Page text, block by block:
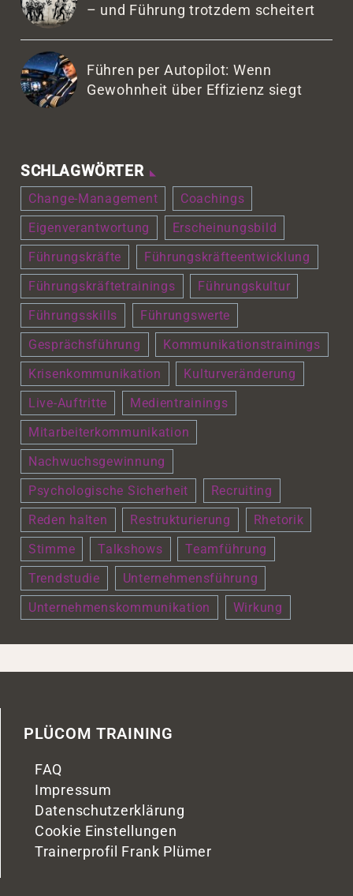
– und Führung trotzdem scheitert
Führen per Autopilot: Wenn
Gewohnheit über Effizienz siegt
SCHLAGWÖRTER
Change-Management
Coachings
Eigenverantwortung
Erscheinungsbild
Führungskräfte
Führungskräfteentwicklung
Führungskräftetrainings
Führungskultur
Führungsskills
Führungswerte
Gesprächsführung
Kommunikationstrainings
Krisenkommunikation
Kulturveränderung
Live-Auftritte
Medientrainings
Mitarbeiterkommunikation
Nachwuchsgewinnung
Psychologische Sicherheit
Recruiting
Reden halten
Restrukturierung
Rhetorik
Stimme
Talkshows
Teamführung
Trendstudie
Unternehmensführung
Unternehmenskommunikation
Wirkung
PLÜCOM TRAINING
FAQ
Impressum
Datenschutzerklärung
Cookie Einstellungen
Trainerprofil Frank Plümer